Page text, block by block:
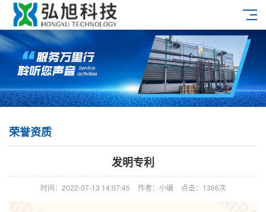
荣誉资质
发明专利
时间：2022-07-13 14:07:45 作者：小编 点击： 1366次